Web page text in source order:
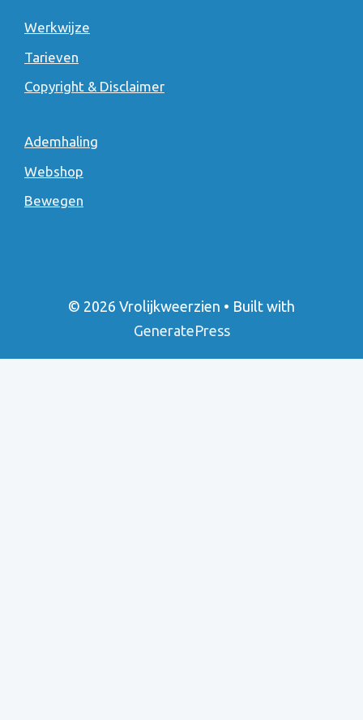
Werkwijze
Tarieven
Copyright & Disclaimer
Ademhaling
Webshop
Bewegen
© 2026 Vrolijkweerzien • Built with
GeneratePress